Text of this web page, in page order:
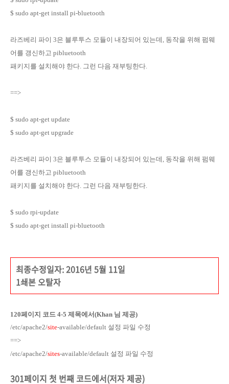
$ sudo apt-get install pi-bluetooth
라즈베리 파이 3은 블루투스 모듈이 내장되어 있는데, 동작을 위해 펌웨
어를 갱신하고 pibluetooth
패키지를 설치해야 한다. 그런 다음 재부팅한다.
==>
$ sudo apt-get update
$ sudo apt-get upgrade
라즈베리 파이 3은 블루투스 모듈이 내장되어 있는데, 동작을 위해 펌웨
어를 갱신하고 pibluetooth
패키지를 설치해야 한다. 그런 다음 재부팅한다.
$ sudo rpi-update
$ sudo apt-get install pi-bluetooth
최종수정일자: 2016년 5월 11일
1쇄본 오탈자
120페이지 코드 4-5 제목에서 (Khan 님 제공)
/etc/apache2/site-available/default 설정 파일 수정
==>
/etc/apache2/sites-available/default 설정 파일 수정
301페이지 첫 번째 코드에서(저자 제공)